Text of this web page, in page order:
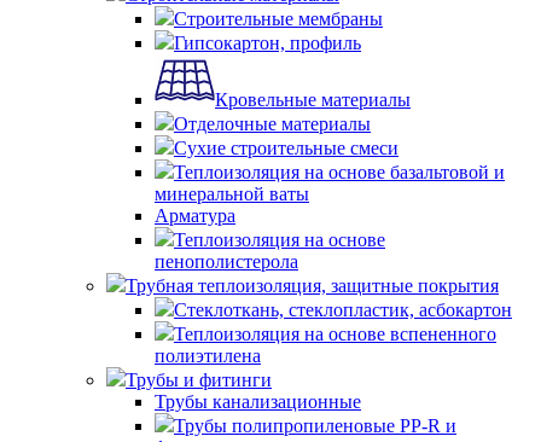
Строительные мембраны
Гипсокартон, профиль
Кровельные материалы
Отделочные материалы
Сухие строительные смеси
Теплоизоляция на основе базальтовой и
минеральной ваты
Арматура
Теплоизоляция на основе
пенополистерола
Трубная теплоизоляция, защитные покрытия
Стеклоткань, стеклопластик, асбокартон
Теплоизоляция на основе вспененного
полиэтилена
Трубы и фитинги
Трубы канализационные
Трубы полипропиленовые PP-R и